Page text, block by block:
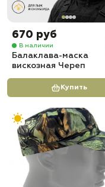
670 руб
В наличии
Балаклава-маска
вискозная Череп
Купить